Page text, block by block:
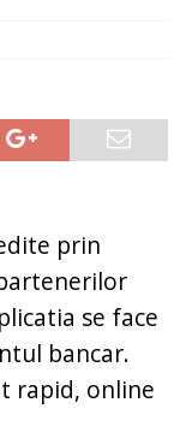
prin
se face
bancar.
rapid, online